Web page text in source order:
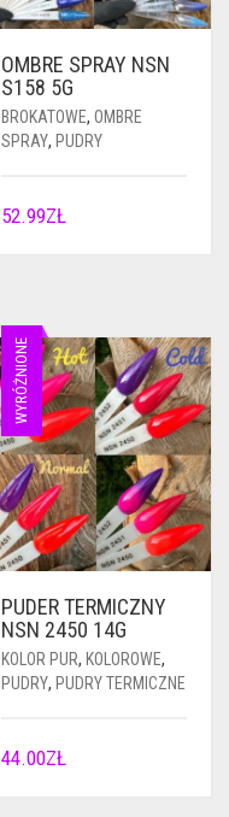
OMBRE SPRAY NSN
S158 5G
BROKATOWE, OMBRE
SPRAY, PUDRY
52.99ZŁ
WYRÓŻNIONE
PUDER TERMICZNY
NSN 2450 14G
KOLOR PUR, KOLOROWE,
PUDRY, PUDRY TERMICZNE
44.00ZŁ